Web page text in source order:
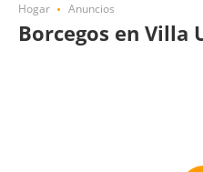
Hogar Anuncios
Borcegos en Villa